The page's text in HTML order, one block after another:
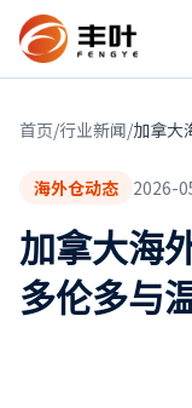
首页/行业新闻/
海外仓动态 2026-
加拿大海
多伦多与